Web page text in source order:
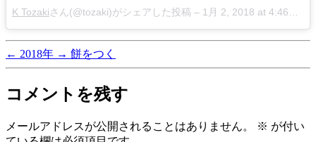
K Tozakiさん(@tozaki)がシェアした投稿 – 1月 2, 2018 at 4:46午前 PST
← 2018年 → 餅をつく
コメントを残す
メールアドレスが公開されることはありません。 ※ が付い